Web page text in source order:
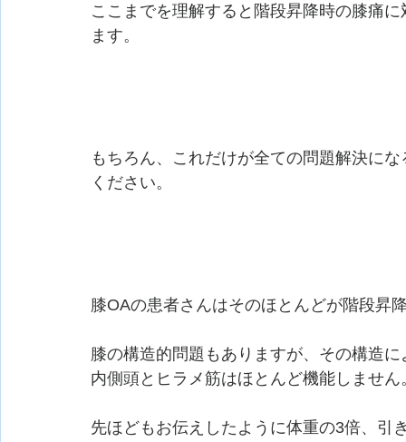
ここまでを理解すると階段昇降時の膝痛
ます。
もちろん、これだけが全ての問題解決に
ください。
膝OAの患者さんはそのほとんどが階段昇
膝の構造的問題もありますが、その構造
内側頭とヒラメ筋はほとんど機能しません
先ほどもお伝えしたように体重の3倍、引